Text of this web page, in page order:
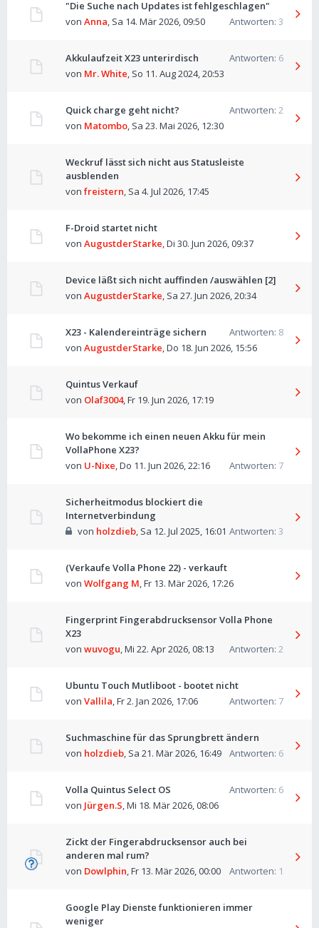
"Die Suche nach Updates ist fehlgeschlagen"
Antworten: 3
von Anna, Sa 14. Mär 2026, 09:50
Akkulaufzeit X23 unterirdisch Antworten: 6
von Mr. White, So 11. Aug 2024, 20:53
Quick charge geht nicht? Antworten: 2
von Matombo, Sa 23. Mai 2026, 12:30
Weckruf lässt sich nicht aus Statusleiste
ausblenden
von freistern, Sa 4. Jul 2026, 17:45
F-Droid startet nicht
von AugustderStarke,Di 30. Jun 2026, 09:37
Device läßt sich nicht auffinden /auswählen [2]
von AugustderStarke, Sa 27. Jun 2026, 20:34
X23 - Kalendereinträge sichern Antworten: 8
von AugustderStarke,Do 18. Jun 2026, 15:56
Quintus Verkauf
von Olaf3004,Fr 19. Jun 2026, 17:19
Wo bekomme ich einen neuen Akku für mein
VollaPhone X23?
Antworten: 7
von U-Nixe,Do 11. Jun 2026, 22:16
Sicherheitmodus blockiert die
Internetverbindung
Antworten: 3
von holzdieb, Sa 12. Jul 2025, 16:01
(Verkaufe Volla Phone 22) - verkauft
von Wolfgang M,Fr 13. Mär 2026, 17:26
Fingerprint Fingerabdrucksensor Volla Phone
X23
Antworten: 2
von wuvogu,Mi 22. Apr 2026, 08:13
Ubuntu Touch Mutliboot - bootet nicht
Antworten: 7
von Vallila,Fr 2. Jan 2026, 17:06
Suchmaschine für das Sprungbrett ändern
Antworten: 6
von holzdieb, Sa 21. Mär 2026, 16:49
Volla Quintus Select OS Antworten: 6
von Jürgen.S,Mi 18. Mär 2026, 08:06
Zickt der Fingerabdrucksensor auch bei
anderen mal rum?
Antworten: 1
von Dowlphin,Fr 13. Mär 2026, 00:00
Google Play Dienste funktionieren immer
weniger